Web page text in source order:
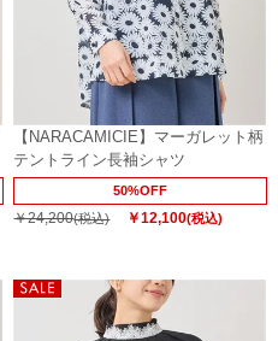
【NARACAMICIE】マーガレット柄
テントライン長袖シャツ
50%OFF
￥24,200(税込) ￥12,100(税込)